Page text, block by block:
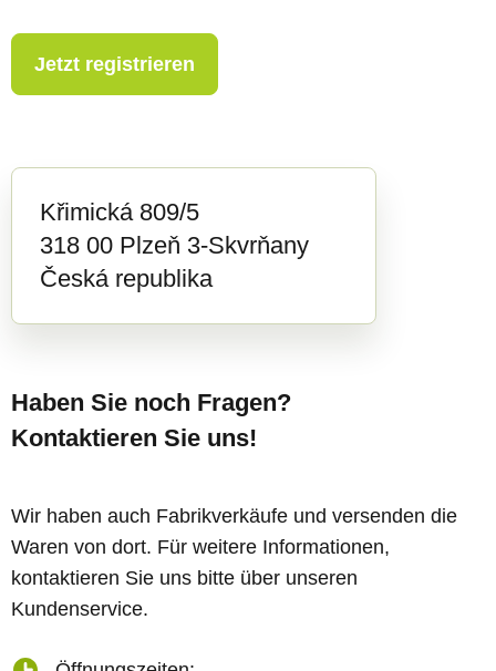
Jetzt registrieren
Křimická 809/5
318 00 Plzeň 3-Skvrňany
Česká republika
Haben Sie noch Fragen?
Kontaktieren Sie uns!
Wir haben auch Fabrikverkäufe und versenden die
Waren von dort. Für weitere Informationen,
kontaktieren Sie uns bitte über unseren
Kundenservice.